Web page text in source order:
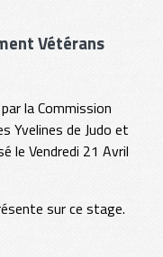
Vétérans
la Commission
Yvelines de Judo et
le Vendredi 21 Avril
sur ce stage.